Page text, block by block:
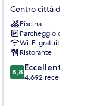
Blu
Plaza
Hotel,
Oslo
Centro
città
di
Oslo
Centro città di Oslo
Piscina
Parcheggio disponibile
Wi-Fi gratuito
Ristorante
8.8
su
8,8 Eccellente
4.692 recensioni